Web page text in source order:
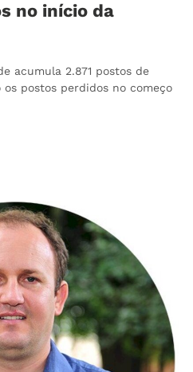
no início da
acumula 2.871 postos de
postos perdidos no começo